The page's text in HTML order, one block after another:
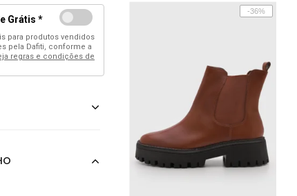
Grátis *
para produtos vendidos
pela Dafiti, conforme a
regras e condições de
-36%